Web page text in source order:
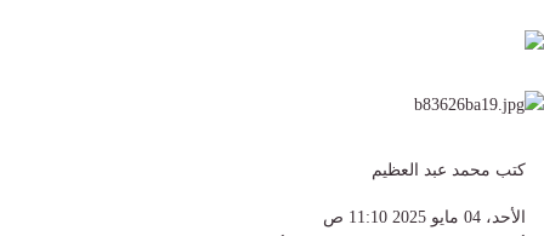
كتب محمد عبد العظيم
الأحد، 04 مايو 2025 11:10 ص